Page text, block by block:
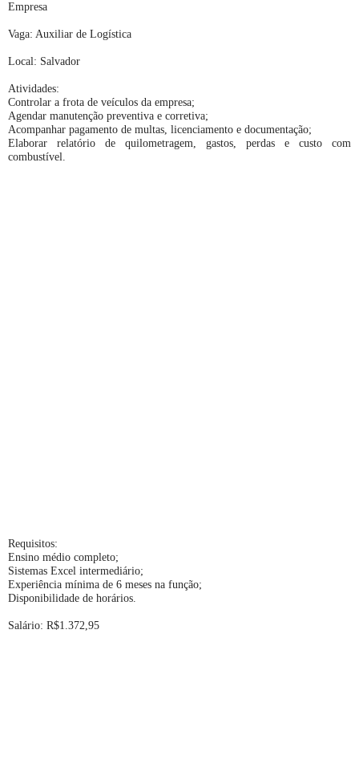
Empresa
Vaga: Auxiliar de Logística
Local: Salvador
Atividades:
Controlar a frota de veículos da empresa;
Agendar manutenção preventiva e corretiva;
Acompanhar pagamento de multas, licenciamento e documentação;
Elaborar relatório de quilometragem, gastos, perdas e custo com
combustível.
Requisitos:
Ensino médio completo;
Sistemas Excel intermediário;
Experiência mínima de 6 meses na função;
Disponibilidade de horários.
Salário: R$1.372,95